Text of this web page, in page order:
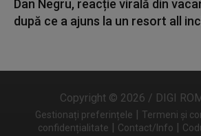
Dan Negru, reacție virală din
după ce a ajuns la un resort all
Copyright © 2026 / DIGI
Gestionați preferințele | Termeni și
confidențialitate | Contact/Info |